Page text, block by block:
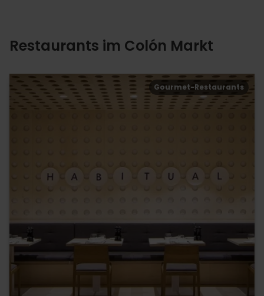
Restaurants im Colón Markt
Gourmet-Restaurants